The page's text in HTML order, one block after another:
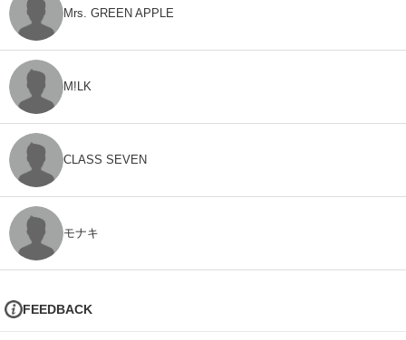
Mrs. GREEN APPLE
M!LK
CLASS SEVEN
モナキ
FEEDBACK